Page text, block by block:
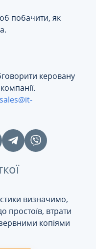
побачити, як
керовану
sales@it-
визначимо,
простоїв, втрати
копіями